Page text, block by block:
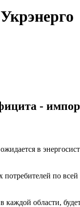
-
в
по
области,